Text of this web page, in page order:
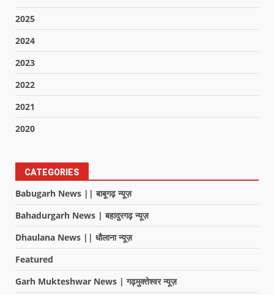
2025
2024
2023
2022
2021
2020
CATEGORIES
Babugarh News || बाबूगढ़ न्यूज़
Bahadurgarh News | बहादुरगढ़ न्यूज़
Dhaulana News || धौलाना न्यूज़
Featured
Garh Mukteshwar News | गढ़मुक्तेश्वर न्यूज़